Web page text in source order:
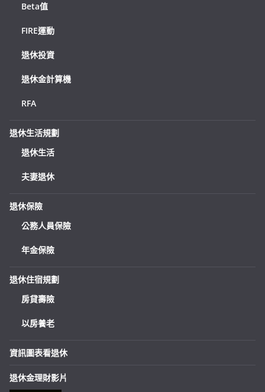
Beta值
FIRE運動
退休投資
退休金計算機
RFA
退休生活規劃
退休生活
夫妻退休
退休保險
公務人員保險
年金保險
退休住宿規劃
房貸壽險
以房養老
資訊圖表看退休
退休金理財影片